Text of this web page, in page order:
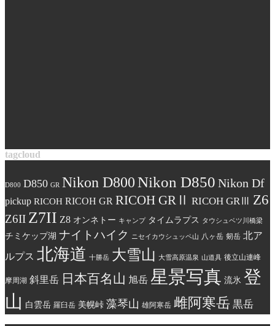
tagcloud
D800 D850 GR Nikon D800Nikon D850 Nikon Df
pickup RICOH RICOH GR RICOH GRⅡ RICOH GRⅢ Z6
Z6II Z7II Z8 オンネトー キャンプ タイムラプス タウシュベツ川橋梁
チミケップ湖 ナイトハイク ニセイカウシュッペ山 八ヶ岳 剱岳 北ア
ルプス 北海道 十勝岳 大雪山 大雪高原温泉 山道具 後立山連峰
摩周湖 斜里岳 日本百名山 旭岳 星景写真 流氷 登
山 白雲岳 羅臼岳 美幌峠 藻琴山 雄阿寒岳 雌阿寒岳 黒岳